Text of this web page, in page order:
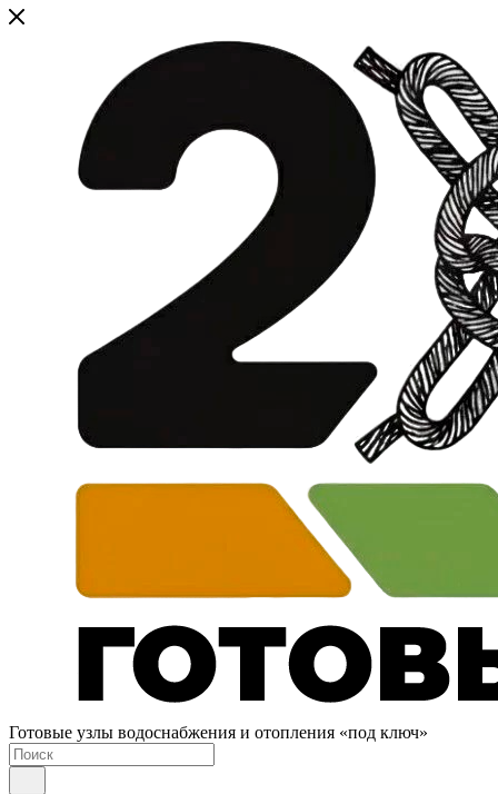
Готовые узлы водоснабжения и отопления «под ключ»